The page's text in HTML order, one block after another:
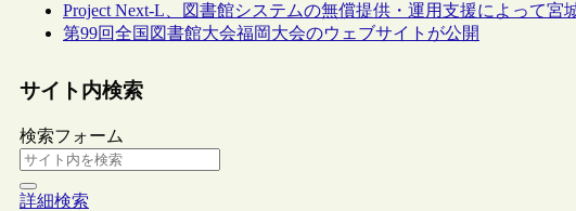
Project Next-L、図書館システムの無償提供・運用支援によって宮
第99回全国図書館大会福岡大会のウェブサイトが公開
サイト内検索
検索フォーム
詳細検索